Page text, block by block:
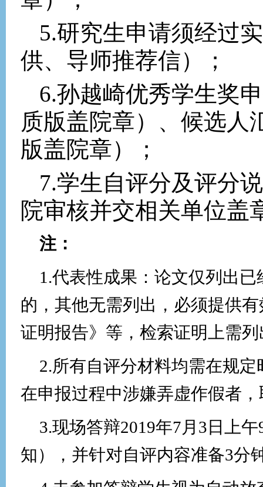
5.研究生申请须经过
供、导师推荐信）；
6.孙越崎优秀学生奖
质版盖院章）、候选人
版盖院章）；
7.学生自评分及评分
院审核并交相关单位盖
注：
1.代表性成果：论文仅列出
的，其他无需列出，必须提供
证明报告》等，检索证明上需
2.所有自评分材料均需在规
在申报过程中涉嫌弄虚作假者
3.现场答辩2019年7月 3 日上午
知），并针对自评内容准备3分